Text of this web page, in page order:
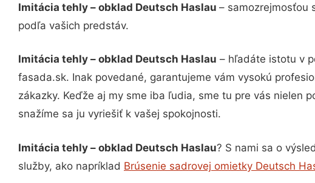
Imitácia tehly – obklad Deutsch Haslau – samozrejmosťou
podľa vašich predstáv.
Imitácia tehly – obklad Deutsch Haslau – hľadáte istotu v
fasada.sk. Inak povedané, garantujeme vám vysokú
zákazky. Keďže aj my sme iba ľudia, sme tu pre vás nielen
snažíme sa ju vyriešiť k vašej spokojnosti.
Imitácia tehly – obklad Deutsch Haslau? S nami sa o
služby, ako napríklad Brúsenie sadrovej omietky Deutsch